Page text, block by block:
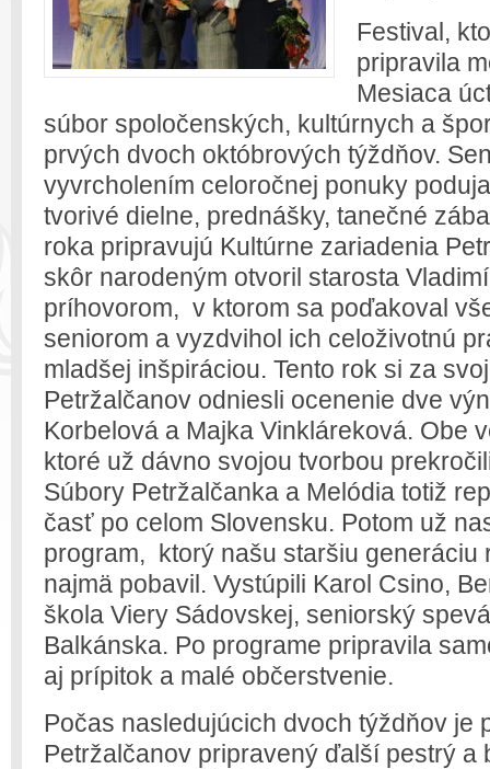
Festival,
pripravila
Mesiaca
súbor spoločenských, kultúrnych a
prvých dvoch októbrových týždňov.
vyvrcholením celoročnej ponuky
tvorivé dielne, prednášky, tanečné
roka pripravujú Kultúrne zariadenia
skôr narodeným otvoril starosta
príhovorom, v ktorom sa poďakoval
seniorom a vyzdvihol ich celoživotnú
mladšej inšpiráciou. Tento rok si za
Petržalčanov odniesli ocenenie dve
Korbelová a Majka Vinkláreková. Obe
ktoré už dávno svojou tvorbou
Súbory Petržalčanka a Melódia totiž
časť po celom Slovensku. Potom už
program, ktorý našu staršiu
najmä pobavil. Vystúpili Karol Csino,
škola Viery Sádovskej, seniorský
Balkánska. Po programe pripravila
aj prípitok a malé občerstvenie.
Počas nasledujúcich dvoch týždňov je
Petržalčanov pripravený ďalší pestrý a